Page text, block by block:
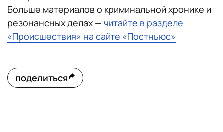
Больше материалов о криминальной хронике и
резонансных делах — читайте в разделе
«Происшествия» на сайте «Постньюс»
поделиться